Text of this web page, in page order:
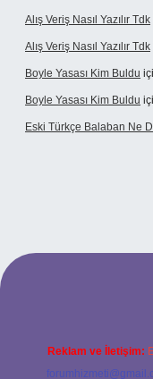
Alış Veriş Nasıl Yazılır Tdk
Alış Veriş Nasıl Yazılır Tdk
Boyle Yasası Kim Buldu
Boyle Yasası Kim Buldu
Eski Türkçe Balaban Ne
casino
Reklam ve İletişim: